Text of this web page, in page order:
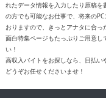
れたデータ情報を入力したり原稿を
の方でも可能なお仕事で、将来の
おりますので、きっとアナタに合っ
面白特集ページもたっぷりご用意し
い！
高収入バイトをお探しなら、日払
どうぞお任せくださいませ！